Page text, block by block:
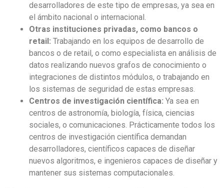
desarrolladores de este tipo de empresas, ya sea en
el ámbito nacional o internacional.
Otras instituciones privadas, como bancos o
retail: Trabajando en los equipos de desarrollo de
bancos o de retail, o como especialista en análisis de
datos realizando nuevos grafos de conocimiento o
integraciones de distintos módulos, o trabajando en
los sistemas de seguridad de estas empresas.
Centros de investigación científica: Ya sea en
centros de astronomía, biología, física, ciencias
sociales, o comunicaciones. Prácticamente todos los
centros de investigación científica demandan
desarrolladores, científicos capaces de diseñar
nuevos algoritmos, e ingenieros capaces de diseñar y
mantener sus sistemas computacionales.